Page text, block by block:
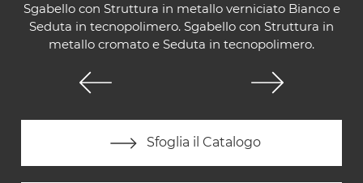
Sgabello con Struttura in metallo verniciato Bianco e
Seduta in tecnopolimero. Sgabello con Struttura in
metallo cromato e Seduta in tecnopolimero.
Sfoglia il Catalogo